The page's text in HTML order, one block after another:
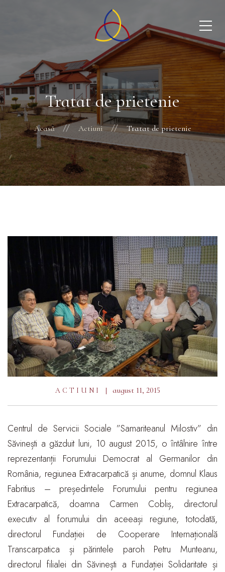
Tratat de prietenie
Acasă Actiuni Tratat de prietenie
ACTIUNI august 11, 2015
Centrul de Servicii Sociale ”Samariteanul Milostiv” din
Săvinești a găzduit luni, 10 august 2015, o întâlnire între
reprezentanții Forumului Democrat al Germanilor din
România, regiunea Extracarpatică și anume, domnul Klaus
Fabritius – președintele Forumului pentru regiunea
Extracarpatică, doamna Carmen Cobliș, directorul
executiv al forumului din aceeași regiune, totodată,
directorul Fundației de Cooperare Internațională
Transcarpatica și părintele paroh Petru Munteanu,
directorul filialei din Săvinești a Fundației Solidaritate și